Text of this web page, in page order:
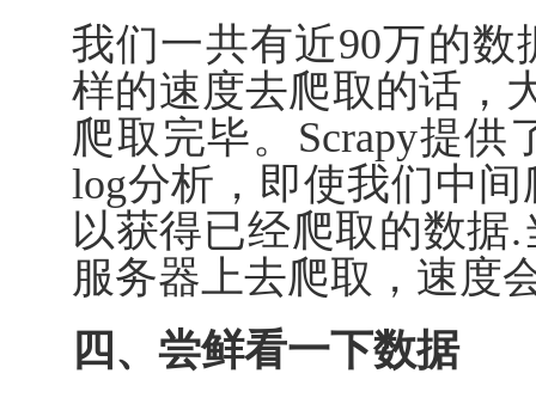
我们一共有近90万的
样的速度去爬取的话，
爬取完毕。Scrapy提
log分析，即使我们中
以获得已经爬取的数据
服务器上去爬取，速度
四、尝鲜看一下数据